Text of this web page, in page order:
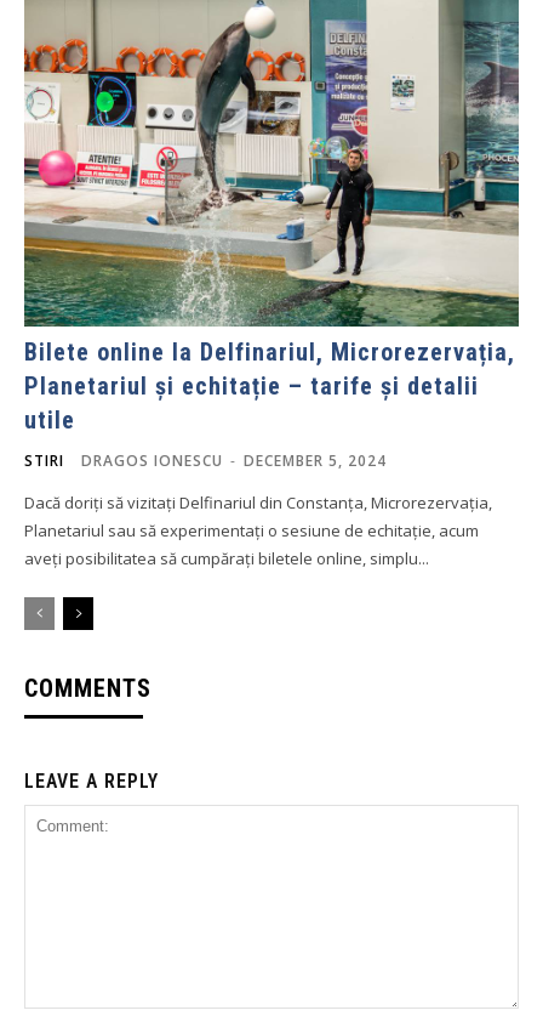
Bilete online la Delfinariul, Microrezervația,
Planetariul și echitație – tarife și detalii
utile
STIRI DRAGOS IONESCU - DECEMBER 5, 2024
Dacă doriți să vizitați Delfinariul din Constanța, Microrezervația,
Planetariul sau să experimentați o sesiune de echitație, acum
aveți posibilitatea să cumpărați biletele online, simplu...
COMMENTS
LEAVE A REPLY